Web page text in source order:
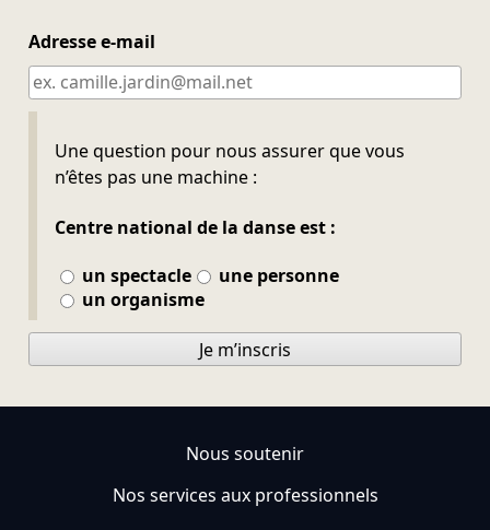
Adresse e-mail
Une question pour nous assurer que vous
n’êtes pas une machine :
Centre national de la danse est :
un spectacle
une personne
un organisme
Ne pas remplir
Je m’inscris
Nous soutenir
Nos services aux professionnels